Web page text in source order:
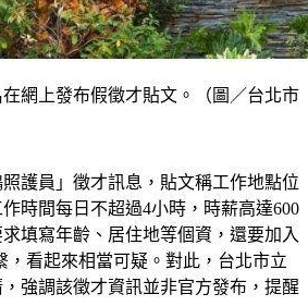
網上發布假徵才貼文。（圖／台北市
護員」徵才訊息，貼文稱工作地點位
時間每日不超過4小時，時薪高達600
填寫年齡、居住地等個資，還要加入
，看起來相當可疑。對此，台北市立
強調該徵才資訊並非官方發布，提醒